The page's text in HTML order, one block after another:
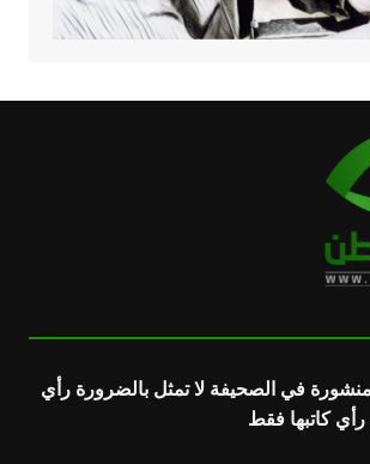
في الصحيفة لا تمثل بالضرورة رأي
رأي كاتبها فقط